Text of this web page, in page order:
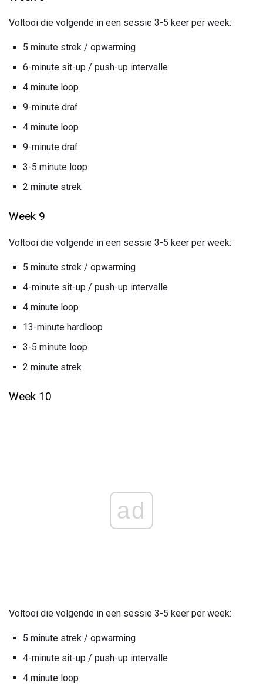
Voltooi die volgende in een sessie 3-5 keer per week:
5 minute strek / opwarming
6-minute sit-up / push-up intervalle
4 minute loop
9-minute draf
4 minute loop
9-minute draf
3-5 minute loop
2 minute strek
Week 9
Voltooi die volgende in een sessie 3-5 keer per week:
5 minute strek / opwarming
4-minute sit-up / push-up intervalle
4 minute loop
13-minute hardloop
3-5 minute loop
2 minute strek
Week 10
ad
Voltooi die volgende in een sessie 3-5 keer per week:
5 minute strek / opwarming
4-minute sit-up / push-up intervalle
4 minute loop